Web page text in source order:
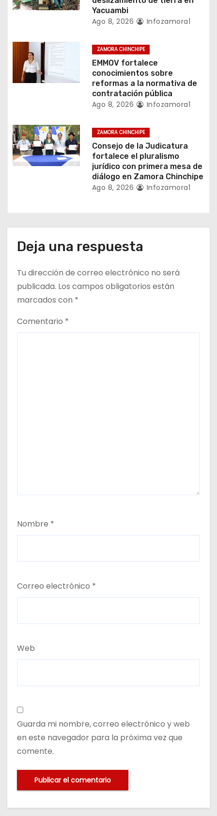
t
r
a
a
s
Yacuambi
Ago 8, 2026 Infozamora1
ZAMORA CHINCHIPE
EMMOV fortalece
conocimientos sobre
reformas a la normativa de
contratación pública
Ago 8, 2026 Infozamora1
ZAMORA CHINCHIPE
Consejo de la Judicatura
fortalece el pluralismo
jurídico con primera mesa de
diálogo en Zamora Chinchipe
Ago 8, 2026 Infozamora1
Deja una respuesta
Tu dirección de correo electrónico no será
publicada. Los campos obligatorios están
marcados con *
Comentario *
Nombre *
Correo electrónico *
Web
Guarda mi nombre, correo electrónico y web
en este navegador para la próxima vez que
comente.